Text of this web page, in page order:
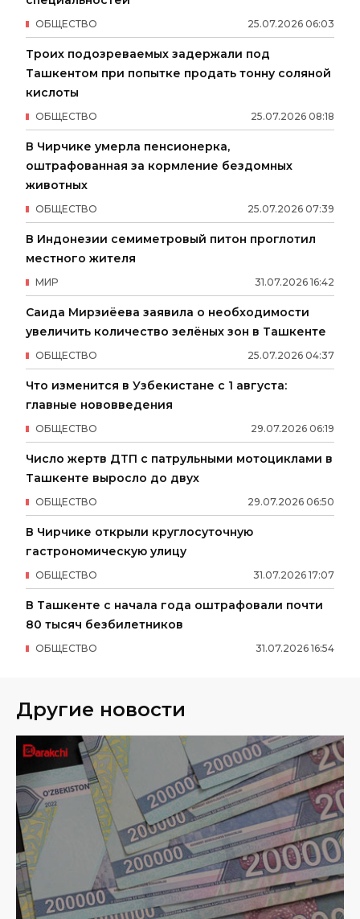
25.07.2026 06:03
ОБЩЕСТВО
Троих подозреваемых задержали под
Ташкентом при попытке продать тонну соляной
кислоты
25.07.2026 08:18
ОБЩЕСТВО
В Чирчике умерла пенсионерка,
оштрафованная за кормление бездомных
животных
25.07.2026 07:39
ОБЩЕСТВО
В Индонезии семиметровый питон проглотил
местного жителя
31.07.2026 16:42
МИР
Саида Мирзиёева заявила о необходимости
увеличить количество зелёных зон в Ташкенте
25.07.2026 04:37
ОБЩЕСТВО
Что изменится в Узбекистане с 1 августа:
главные нововведения
29.07.2026 06:19
ОБЩЕСТВО
Число жертв ДТП с патрульными мотоциклами в
Ташкенте выросло до двух
29.07.2026 06:50
ОБЩЕСТВО
В Чирчике открыли круглосуточную
гастрономическую улицу
31.07.2026 17:07
ОБЩЕСТВО
В Ташкенте с начала года оштрафовали почти
80 тысяч безбилетников
31.07.2026 16:54
ОБЩЕСТВО
Другие новости